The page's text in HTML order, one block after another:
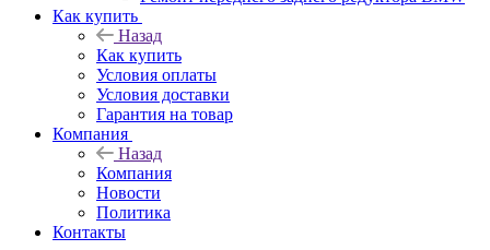
Как купить
Назад
Как купить
Условия оплаты
Условия доставки
Гарантия на товар
Компания
Назад
Компания
Новости
Политика
Контакты